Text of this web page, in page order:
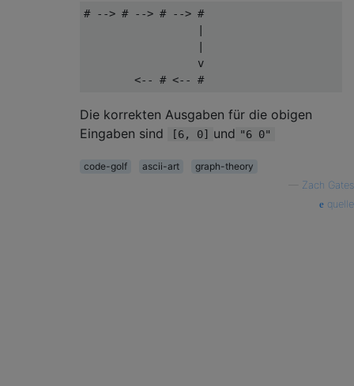
# --> # --> # --> #
                  v
Die korrekten Ausgaben für die obigen
Eingaben sind
[6, 0] und "6 0"
code-golf ascii-art
graph-theory
Zach Gates
quelle